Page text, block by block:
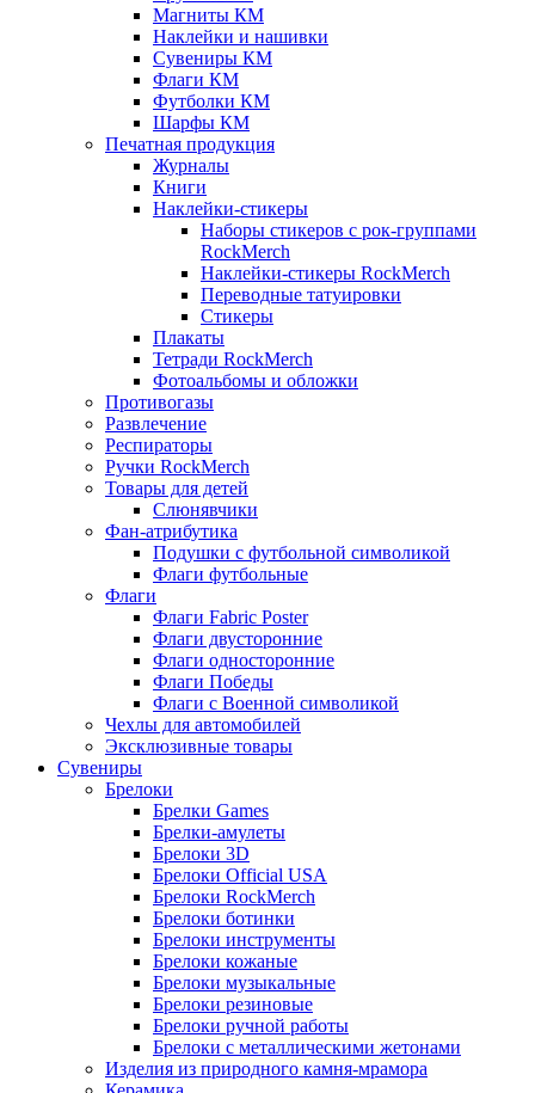
Магниты КМ
Наклейки и нашивки
Сувениры КМ
Флаги КМ
Футболки КМ
Шарфы КМ
Печатная продукция
Журналы
Книги
Наклейки-стикеры
Наборы стикеров с рок-группами
RockMerch
Наклейки-стикеры RockMerch
Переводные татуировки
Стикеры
Плакаты
Тетради RockMerch
Фотоальбомы и обложки
Противогазы
Развлечение
Респираторы
Ручки RockMerch
Товары для детей
Слюнявчики
Фан-атрибутика
Подушки с футбольной символикой
Флаги футбольные
Флаги
Флаги Fabric Poster
Флаги двусторонние
Флаги односторонние
Флаги Победы
Флаги с Военной символикой
Чехлы для автомобилей
Эксклюзивные товары
Сувениры
Брелоки
Брелки Games
Брелки-амулеты
Брелоки 3D
Брелоки Official USA
Брелоки RockMerch
Брелоки ботинки
Брелоки инструменты
Брелоки кожаные
Брелоки музыкальные
Брелоки резиновые
Брелоки ручной работы
Брелоки с металлическими жетонами
Изделия из природного камня-мрамора